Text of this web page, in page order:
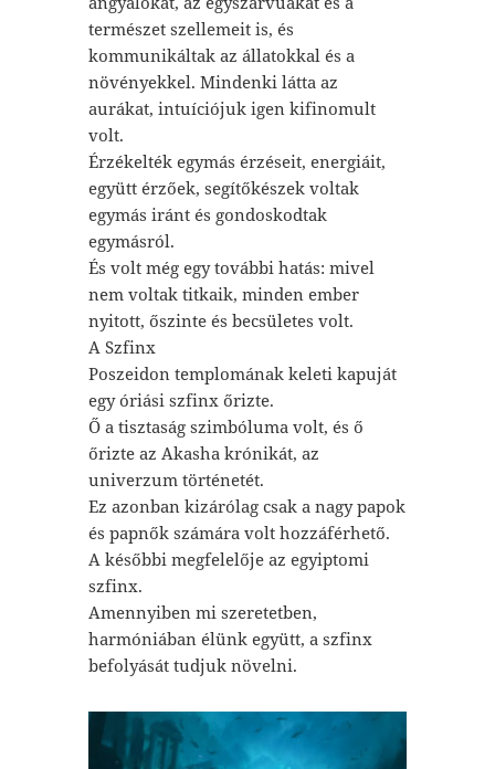
természet szellemeit is, és
kommunikáltak az állatokkal és a
növényekkel. Mindenki látta az
aurákat, intuíciójuk igen kifinomult
volt.
Érzékelték egymás érzéseit, energiáit,
együtt érzőek, segítőkészek voltak
egymás iránt és gondoskodtak
egymásról.
És volt még egy további hatás: mivel
nem voltak titkaik, minden ember
nyitott, őszinte és becsületes volt.
A Szfinx
Poszeidon templomának keleti kapuját
egy óriási szfinx őrizte.
Ő a tisztaság szimbóluma volt, és ő
őrizte az Akasha krónikát, az
univerzum történetét.
Ez azonban kizárólag csak a nagy papok
és papnők számára volt hozzáférhető.
A későbbi megfelelője az egyiptomi
szfinx.
Amennyiben mi szeretetben,
harmóniában élünk együtt, a szfinx
befolyását tudjuk növelni.